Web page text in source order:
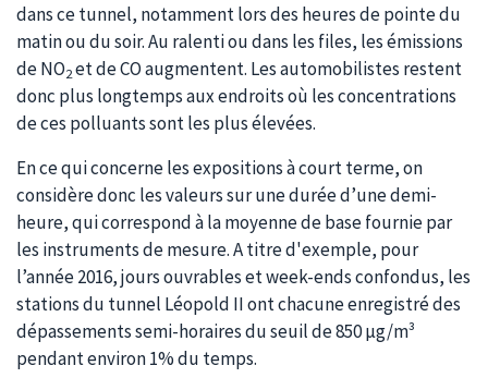
dans ce tunnel, notamment lors des heures de pointe du
matin ou du soir. Au ralenti ou dans les files, les émissions
de NO2et de CO augmentent. Les automobilistes restent
donc plus longtemps aux endroits où les concentrations
de ces polluants sont les plus élevées.
En ce qui concerne les expositions à court terme, on
considère donc les valeurs sur une durée d’une demi-
heure, qui correspond à la moyenne de base fournie par
les instruments de mesure. A titre d'exemple, pour
l’année 2016, jours ouvrables et week-ends confondus, les
stations du tunnel Léopold II ont chacune enregistré des
dépassements semi-horaires du seuil de 850 µg/m³
pendant environ 1% du temps.